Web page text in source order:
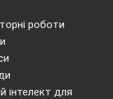
роботи
інтелект для